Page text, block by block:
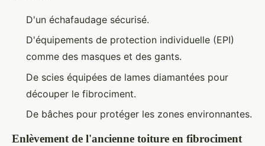
D'un échafaudage sécurisé.
D'équipements de protection individuelle (EPI)
comme des masques et des gants.
De scies équipées de lames diamantées pour
découper le fibrociment.
De bâches pour protéger les zones environnantes.
Enlèvement de l'ancienne toiture en fibrociment